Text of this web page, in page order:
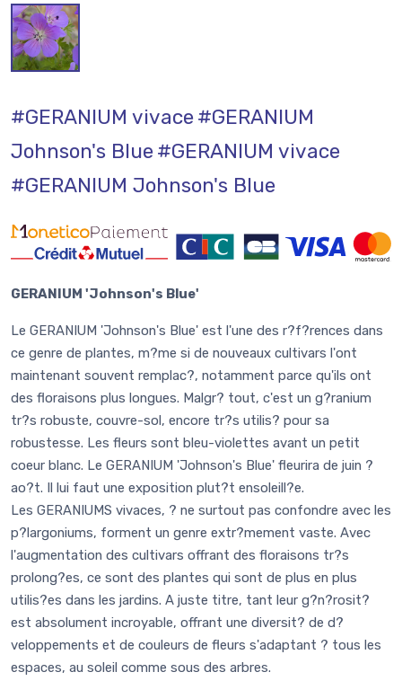
#GERANIUM vivace#GERANIUM
Johnson's Blue#GERANIUM vivace
#GERANIUM Johnson's Blue
GERANIUM 'Johnson's Blue'
Le GERANIUM 'Johnson's Blue' est l'une des r?f?rences dans
ce genre de plantes, m?me si de nouveaux cultivars l'ont
maintenant souvent remplac?, notamment parce qu'ils ont
des floraisons plus longues. Malgr? tout, c'est un g?ranium
tr?s robuste, couvre-sol, encore tr?s utilis? pour sa
robustesse. Les fleurs sont bleu-violettes avant un petit
coeur blanc. Le GERANIUM 'Johnson's Blue' fleurira de juin ?
ao?t. Il lui faut une exposition plut?t ensoleill?e.
Les GERANIUMS vivaces, ? ne surtout pas confondre avec les
p?largoniums, forment un genre extr?mement vaste. Avec
l'augmentation des cultivars offrant des floraisons tr?s
prolong?es, ce sont des plantes qui sont de plus en plus
utilis?es dans les jardins. A juste titre, tant leur g?n?rosit?
est absolument incroyable, offrant une diversit? de d?
veloppements et de couleurs de fleurs s'adaptant ? tous les
espaces, au soleil comme sous des arbres.